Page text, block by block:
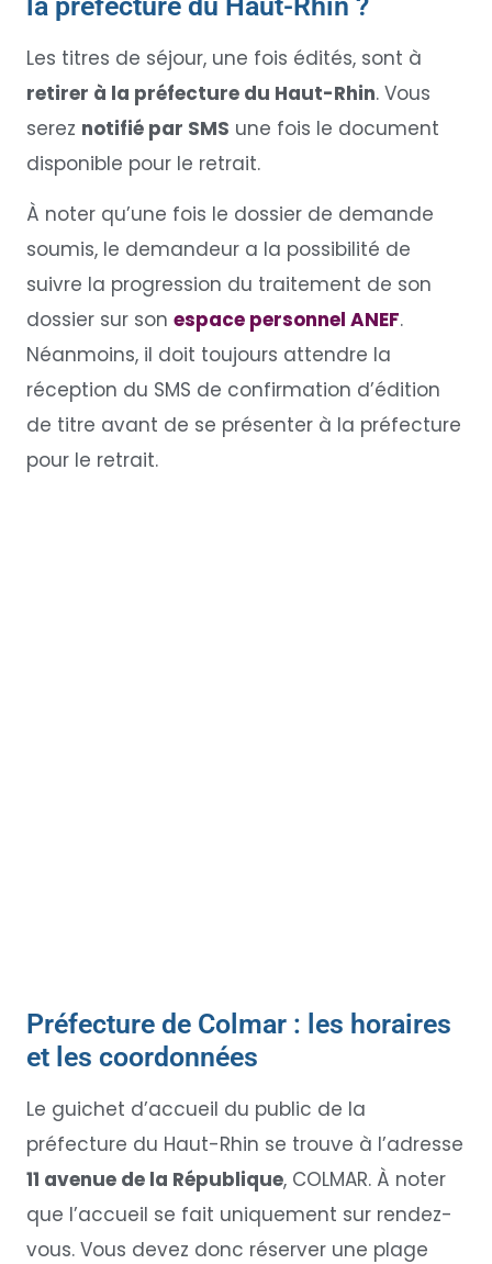
Les titres de séjour, une fois édités, sont à
retirer à la préfecture du Haut-Rhin. Vous
serez notifié par SMS une fois le document
disponible pour le retrait.
À noter qu’une fois le dossier de demande
soumis, le demandeur a la possibilité de
suivre la progression du traitement de son
dossier sur son espace personnel ANEF.
Néanmoins, il doit toujours attendre la
réception du SMS de confirmation d’édition
de titre avant de se présenter à la préfecture
pour le retrait.
Préfecture de Colmar : les horaires
et les coordonnées
Le guichet d’accueil du public de la
préfecture du Haut-Rhin se trouve à l’adresse
11 avenue de la République, COLMAR. À noter
que l’accueil se fait uniquement sur rendez-
vous. Vous devez donc réserver une plage